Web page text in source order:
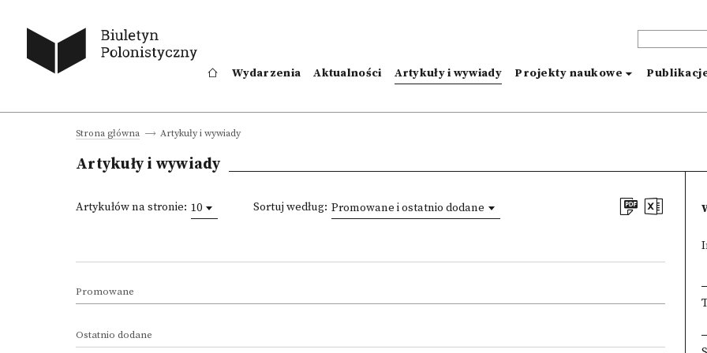
Wydarzenia Aktualności Artykuły i wywiady Projekty naukowe
Strona główna Artykuły i wywiady
Artykuły i wywiady
Artykułów na stronie: 10 Sortuj według: Promowane i ostatnio dodane
Promowane
Ostatnio dodane